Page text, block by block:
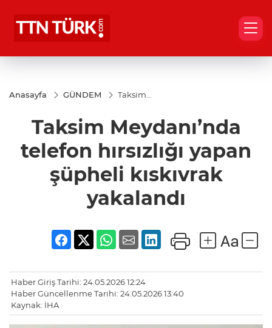
Anasayfa GÜNDEM
Taksim
hırsızlığı
yapan
kıskıvrak
Taksim Meydanı’nda
telefon hırsızlığı yapan
şüpheli kıskıvrak
yakalandı
Haber Giriş Tarihi: 24.05.2026 12:24
Haber Güncellenme Tarihi: 24.05.2026 13:40
Kaynak: İHA